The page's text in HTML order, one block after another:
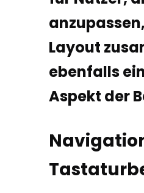
Layout
ebenfalls
Aspekt der